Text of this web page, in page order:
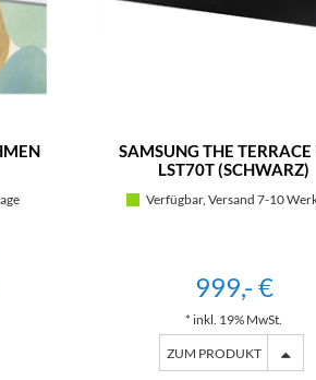
SAMSUNG THE
LST70T (SCHWARZ)
Verfügbar, Versand 7-10
999,- €
* inkl. 19% MwSt.
ZUM PRODUKT